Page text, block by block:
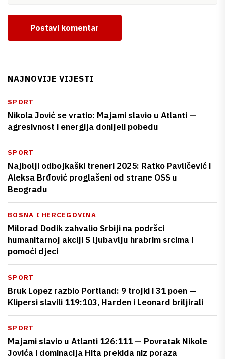
Postavi komentar
NAJNOVIJE VIJESTI
SPORT
Nikola Jović se vratio: Majami slavio u Atlanti —
agresivnost i energija donijeli pobedu
SPORT
Najbolji odbojkaški treneri 2025: Ratko Pavličević i
Aleksa Brđović proglašeni od strane OSS u
Beogradu
BOSNA I HERCEGOVINA
Milorad Dodik zahvalio Srbiji na podršci
humanitarnoj akciji S ljubavlju hrabrim srcima i
pomoći djeci
SPORT
Bruk Lopez razbio Portland: 9 trojki i 31 poen —
Klipersi slavili 119:103, Harden i Leonard briljirali
SPORT
Majami slavio u Atlanti 126:111 — Povratak Nikole
Jovića i dominacija Hita prekida niz poraza